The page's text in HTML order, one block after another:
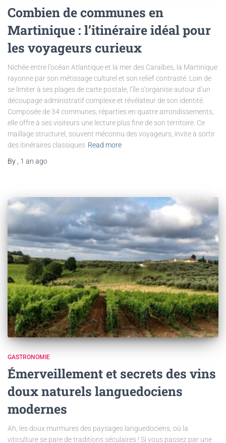
Combien de communes en
Martinique : l’itinéraire idéal pour
les voyageurs curieux
Nichée entre l’océan Atlantique et la mer des Caraïbes, la Martinique
rayonne par son métissage culturel et son relief contrasté. Loin de
se limiter à ses plages de carte postale, l’île s’organise autour d’un
découpage administratif complexe et révélateur de son identité.
Composée de 34 communes, réparties en quatre arrondissements,
elle offre à ses visiteurs une lecture plus fine de son territoire. Ce
maillage structurel, souvent méconnu des voyageurs, invite à sortir
des itinéraires classiques Read more
By
1 an ago
GASTRONOMIE
Émerveillement et secrets des vins
doux naturels languedociens
modernes
Ah, les doux murmures des paysages languedociens, où la
viticulture se pare de traditions séculaires ! Si vous passez par une